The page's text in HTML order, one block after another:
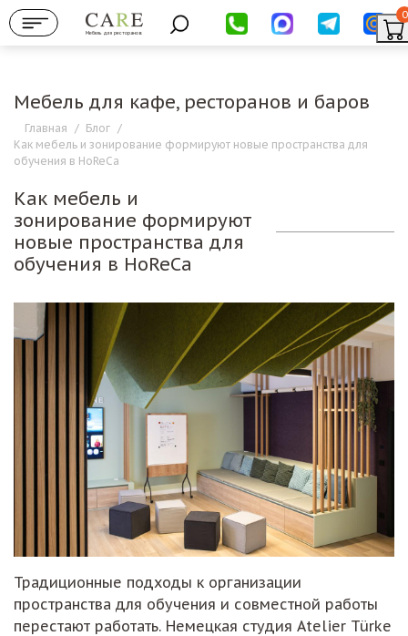
Мебель для ресторанов
0
Мебель для кафе, ресторанов и баров
Главная / Блог /
Как мебель и зонирование формируют новые пространства для
обучения в HoReCa
Как мебель и
зонирование формируют
новые пространства для
обучения в HoReCa
Традиционные подходы к организации
пространства для обучения и совместной работы
перестают работать. Немецкая студия Atelier Türke